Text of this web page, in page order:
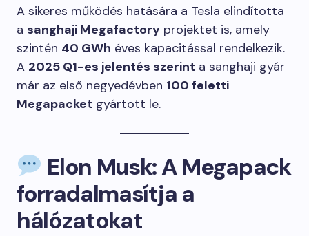
A sikeres működés hatására a Tesla elindította
a sanghaji Megafactory projektet is, amely
szintén 40 GWh éves kapacitással rendelkezik.
A 2025 Q1-es jelentés szerint a sanghaji gyár
már az első negyedévben 100 feletti
Megapacket gyártott le.
Elon Musk: A Megapack
forradalmasítja a
hálózatokat